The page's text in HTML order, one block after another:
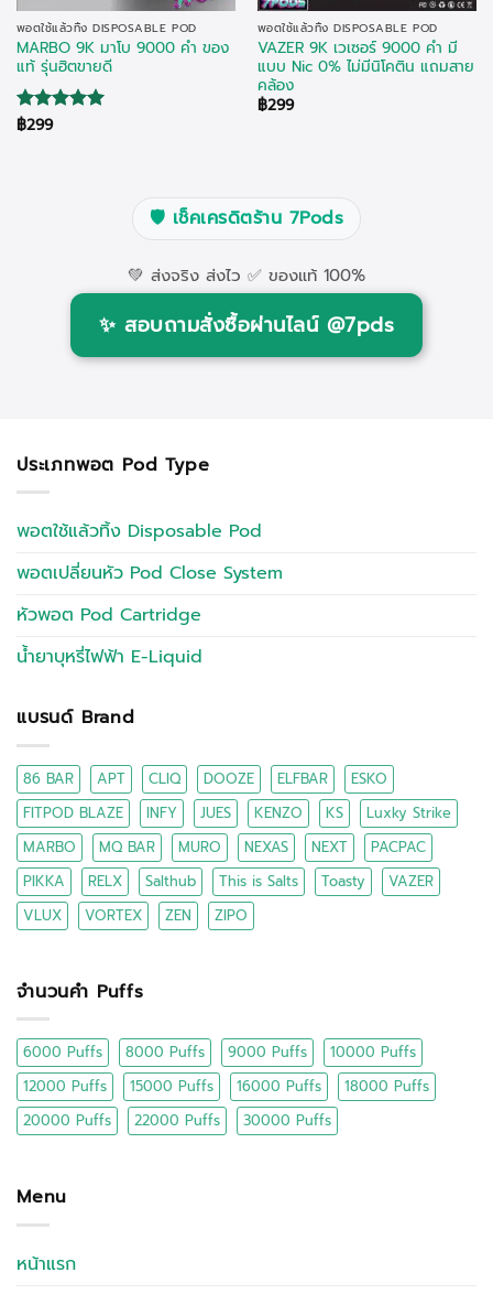
พอตใช้แล้วทิ้ง DISPOSABLE POD
MARBO 9K มาโบ 9000 คำ ของ
แท้ รุ่นฮิตขายดี
Rated
฿299
พอตใช้แล้วทิ้ง DISPOSABLE POD
VAZER 9K เวเซอร์ 9000 คำ มี
แบบ Nic 0% ไม่มีนิโคติน แถมสาย
คล้อง
฿299
🛡️ เช็คเครดิตร้าน 7Pods
💚 ส่งจริง ส่งไว ✅ ของแท้ 100%
✨ สอบถามสั่งซื้อผ่านไลน์ @7pds
ประเภทพอต Pod Type
พอตใช้แล้วทิ้ง Disposable Pod
พอตเปลี่ยนหัว Pod Close System
หัวพอต Pod Cartridge
น้ำยาบุหรี่ไฟฟ้า E-Liquid
แบรนด์ Brand
86 BAR APT CLIQ DOOZE ELFBAR
ESKO
FITPOD BLAZE
INFY JUES KENZO KS
Luxky Strike
MARBO
MQ BAR MURO NEXAS NEXT
PACPAC
PIKKA
RELX Salthub This is Salts Toasty
VAZER
VLUX
VORTEX ZEN ZIPO
จำนวนคำ Puffs
6000 Puffs 8000 Puffs 9000 Puffs
10000 Puffs
12000 Puffs
15000 Puffs 16000 Puffs
18000 Puffs
20000 Puffs
22000 Puffs 30000 Puffs
Menu
หน้าแรก